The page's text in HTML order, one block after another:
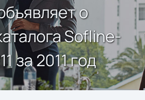
о
Sofline-
за 2011 год